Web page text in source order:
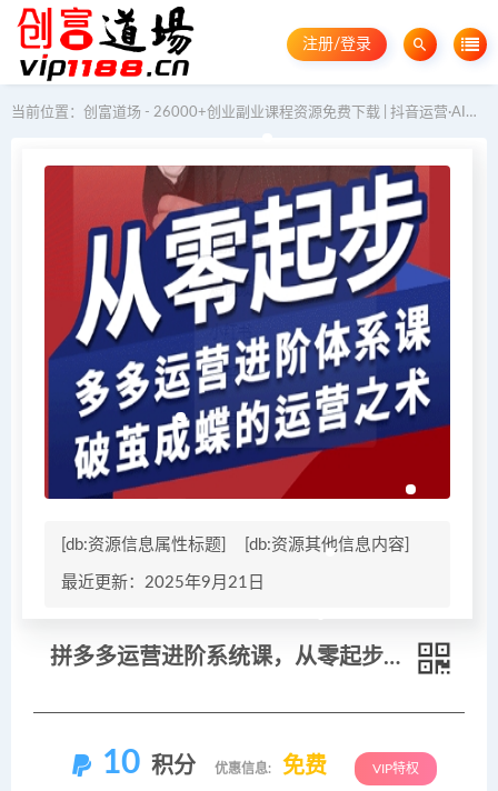
注册/登录
当前位置： 创富道场 - 26000+创业副业课程资源免费下载 | 抖音运营·AI教程·GEO优化
[db:资源信息属性标题] [db:资源其他信息内容]
最近更新：2025年9月21日
拼多多运营进阶系统课，从零起步，多多运营进阶体系课，破茧成蝶的运营之术（更新9月）
10 积分 优惠信息: 免费 VIP特权